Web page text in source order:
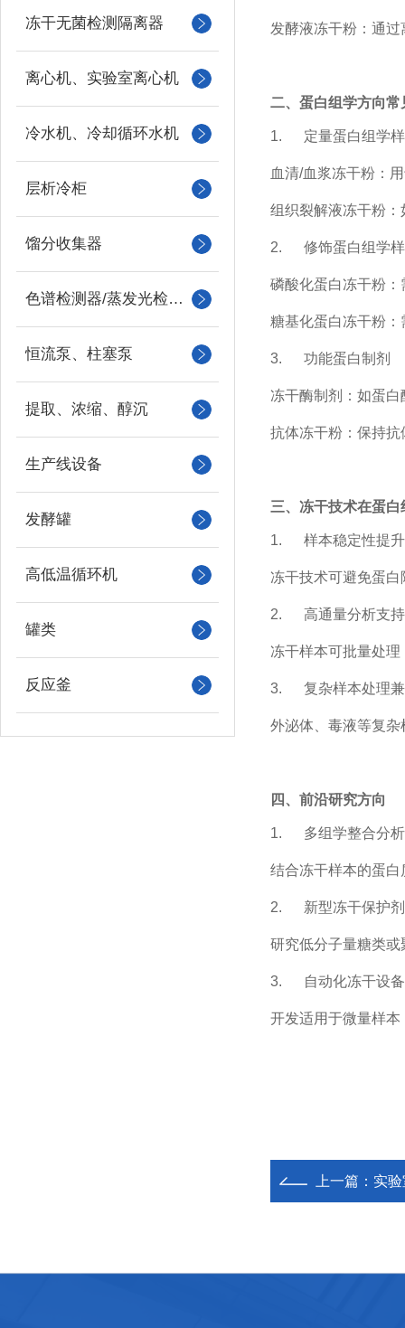
冻干无菌检测隔离器
离心机、实验室离心机
冷水机、冷却循环水机
层析冷柜
馏分收集器
色谱检测器/蒸发光检测器/紫外检测器
恒流泵、柱塞泵
提取、浓缩、醇沉
生产线设备
发酵罐
高低温循环机
罐类
反应釜
发酵液冻干粉：通
二、蛋白组学方向常
1. 定量蛋白组学
血清/血浆冻干粉：
组织裂解液冻干粉
2. 修饰蛋白组学
磷酸化蛋白冻干粉：
糖基化蛋白冻干粉
3. 功能蛋白制剂
冻干酶制剂：如蛋
抗体冻干粉：保持
三、冻干技术在蛋
1. 样本稳定性提升
冻干技术可避免蛋
2. 高通量分析支持
冻干样本可批量处理
3. 复杂样本处理
外泌体、毒液等复
四、前沿研究方向
1. 多组学整合分析
结合冻干样本的蛋
2. 新型冻干保护
研究低分子量糖类
3. 自动化冻干设
开发适用于微量样
上一篇： 实